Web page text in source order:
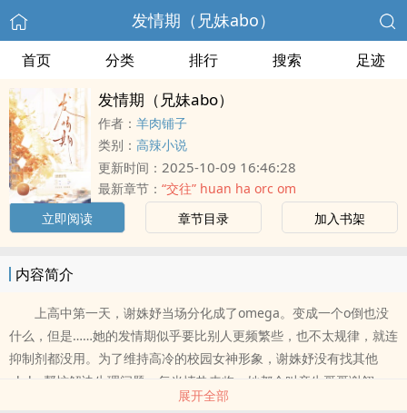
发情期（兄妹abo）
首页 分类 排行 搜索 足迹
发情期（兄妹abo）
作者： 羊肉铺子
类别： 高辣小说
更新时间： 2025-10-09 16:46:28
最新章节： “交往” huan ha orc om
立即阅读
章节目录 加入书架
内容简介
上高中第一天，谢姝妤当场分化成了omega。变成一个o倒也没
什么，但是……她的发情期似乎要比别人更频繁些，也不太规律，就连
抑制剂都没用。为了维持高冷的校园女神形象，谢姝妤没有找其他
alpha帮忙解决生理问题，每当情热来临，她都会叫亲生哥哥谢翎
之，咬着她的腺体，注入信息素。那种被满足的感觉令她着迷。——
展开全部